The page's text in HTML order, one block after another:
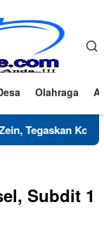
Olahraga
Jaga
Subdit 1